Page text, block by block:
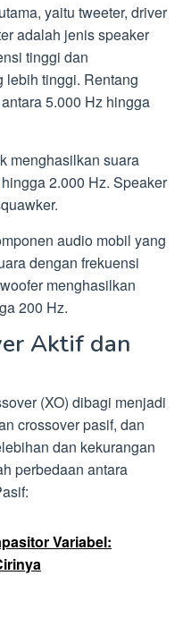
yaitu tweeter, driver
adalah jenis speaker
tinggi dan
lebih tinggi. Rentang
5.000 Hz hingga
menghasilkan suara
2.000 Hz. Speaker
audio mobil yang
dengan frekuensi
menghasilkan
200 Hz.
Aktif dan
(XO) dibagi menjadi
crossover pasif, dan
dan kekurangan
perbedaan antara
Variabel: